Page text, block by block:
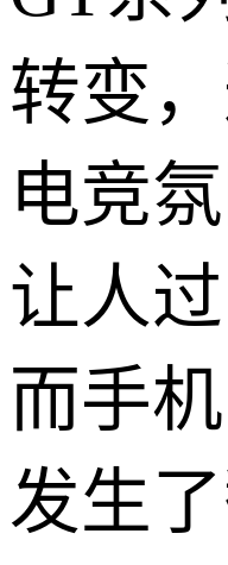
转变
电竞
让人过
而手
发生